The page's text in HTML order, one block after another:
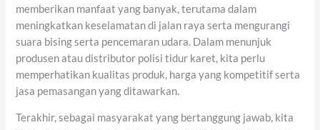
memberikan manfaat yang banyak, terutama dalam
meningkatkan keselamatan di jalan raya serta mengurangi
suara bising serta pencemaran udara. Dalam menunjuk
produsen atau distributor polisi tidur karet, kita perlu
memperhatikan kualitas produk, harga yang kompetitif serta
jasa pemasangan yang ditawarkan.
Terakhir, sebagai masyarakat yang bertanggung jawab, kita